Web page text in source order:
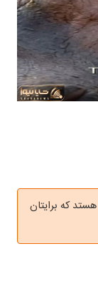
که برایتان